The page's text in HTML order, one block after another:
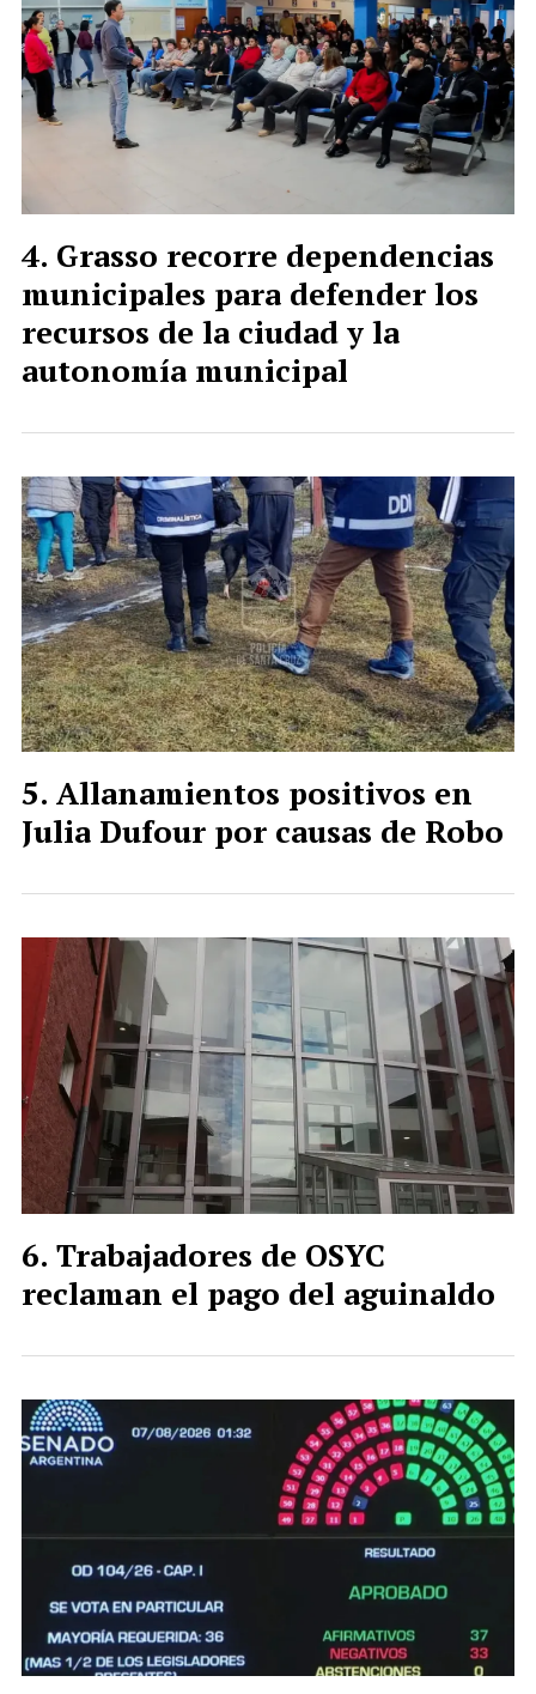
Grasso recorre dependencias
municipales para defender los
recursos de la ciudad y la
autonomía municipal
Allanamientos positivos en
Julia Dufour por causas de Robo
Trabajadores de OSYC
reclaman el pago del aguinaldo